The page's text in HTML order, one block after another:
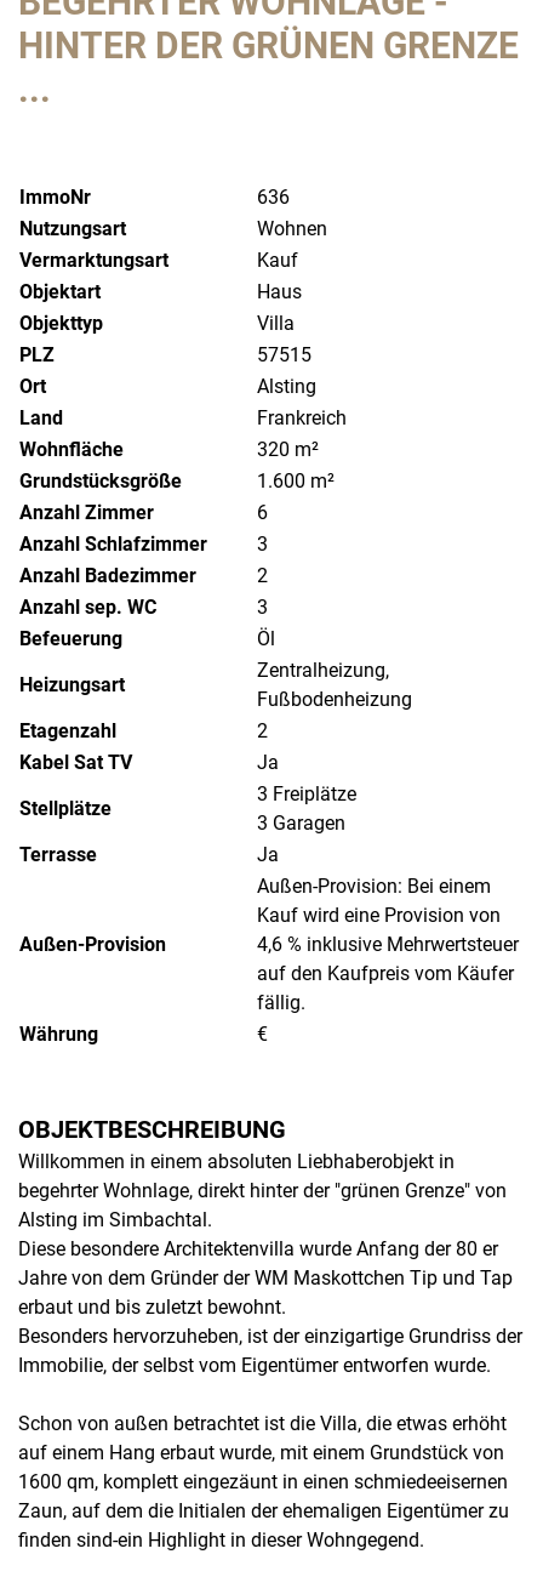
HINTER DER GRÜNEN GRENZE
...
ImmoNr
636
Nutzungsart
Wohnen
Vermarktungsart
Kauf
Objektart
Haus
Objekttyp
Villa
PLZ
57515
Ort
Alsting
Land
Frankreich
Wohnfläche
320 m²
Grundstücksgröße
1.600 m²
Anzahl Zimmer
6
Anzahl Schlafzimmer
3
Anzahl Badezimmer
2
Anzahl sep. WC
3
Befeuerung
Öl
Heizungsart
Zentralheizung,
Fußbodenheizung
Etagenzahl
2
Kabel Sat TV
Ja
Stellplätze
3 Freiplätze
3 Garagen
Terrasse
Ja
Außen-Provision
Außen-Provision: Bei einem
Kauf wird eine Provision von
4,6 % inklusive Mehrwertsteuer
auf den Kaufpreis vom Käufer
fällig.
Währung
€
OBJEKTBESCHREIBUNG
Willkommen in einem absoluten Liebhaberobjekt in
begehrter Wohnlage, direkt hinter der "grünen Grenze" von
Alsting im Simbachtal.
Diese besondere Architektenvilla wurde Anfang der 80 er
Jahre von dem Gründer der WM Maskottchen Tip und Tap
erbaut und bis zuletzt bewohnt.
Besonders hervorzuheben, ist der einzigartige Grundriss der
Immobilie, der selbst vom Eigentümer entworfen wurde.
Schon von außen betrachtet ist die Villa, die etwas erhöht
auf einem Hang erbaut wurde, mit einem Grundstück von
1600 qm, komplett eingezäunt in einen schmiedeeisernen
Zaun, auf dem die Initialen der ehemaligen Eigentümer zu
finden sind-ein Highlight in dieser Wohngegend.